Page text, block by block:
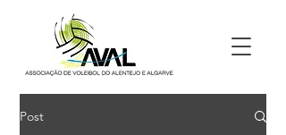
Post